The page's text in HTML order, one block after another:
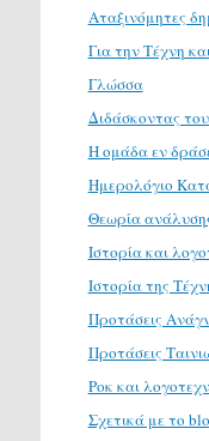
Αταξινόμητες
Για την Τέχνη
Γλώσσα
Διδάσκοντας
Η ομάδα εν
Ημερολόγιο
Θεωρία
Ιστορία και
Ιστορία της
Προτάσεις
Προτάσεις
Ροκ και
Σχετικά με το